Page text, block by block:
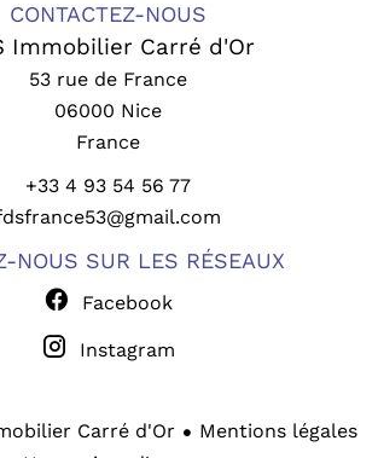
CONTACTEZ-NOUS
Immobilier Carré d'Or
53 rue de France
06000 Nice
France
+33 4 93 54 56 77
NOUS SUR LES RÉSEAUX
Facebook
Instagram
Carré d'Or
Mentions légales